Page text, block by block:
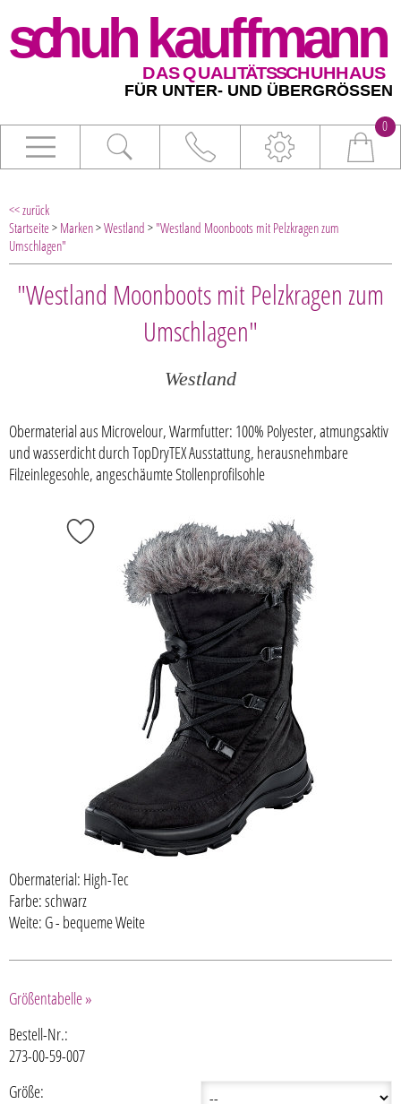
0
<< zurück
Startseite> Marken>Westland > "Westland Moonboots mit Pelzkragen zum
Umschlagen"
"Westland Moonboots mit Pelzkragen zum
Umschlagen"
Westland
Obermaterial aus Microvelour, Warmfutter: 100% Polyester, atmungsaktiv
und wasserdicht durch TopDryTEX Ausstattung, herausnehmbare
Filzeinlegesohle, angeschäumte Stollenprofilsohle
Obermaterial: High-Tec
Farbe: schwarz
Weite: G - bequeme Weite
Größentabelle »
Bestell-Nr.:
273-00-59-007
Größe: